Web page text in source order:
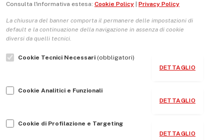
Le Copertine
L’Associazione
Indirizzo Socio Politico Culturale
Guida per le autrici e gli autori
Consulta l'informativa estesa: Cookie Policy Privacy Policy
La chiusura del banner comporta il permanere delle impostazioni di
default e la continuazione della navigazione in assenza di cookie
diversi da quelli tecnici.
Cookie Tecnici Necessari (obbligatori)
DETTAGLIO
Cookie Analitici e Funzionali
DETTAGLIO
Cookie di Profilazione e Targeting
DETTAGLIO